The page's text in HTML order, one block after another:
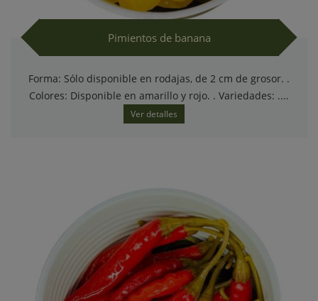
Pimientos de banana
Forma: Sólo disponible en rodajas, de 2 cm de grosor. .
Colores: Disponible en amarillo y rojo. . Variedades: ....
Ver detalles